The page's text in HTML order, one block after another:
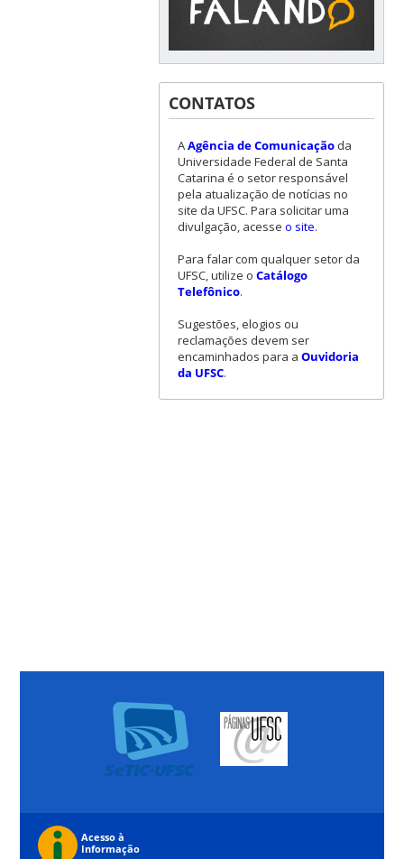
CONTATOS
AAgência de Comunicaçãoda
Universidade Federal de Santa
Catarina é o setor responsável
pela atualização de notícias no
site da UFSC. Para solicitar uma
divulgação, acesse o site.
Para falar com qualquer setor da
UFSC, utilize o Catálogo
Telefônico.
Sugestões, elogios ou
reclamações devem ser
encaminhados para a Ouvidoria
da UFSC.